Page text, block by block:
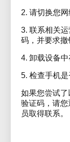
2. 请切换您
3. 联系相关
码，并要求撤
4. 卸载设备中
5. 检查手机是
如果您尝试
验证码，请您
员取得联系。